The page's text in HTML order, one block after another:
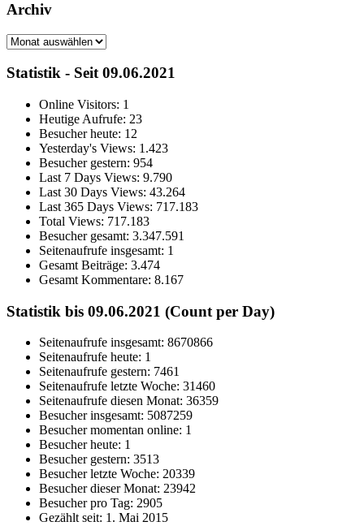
Archiv
Archiv
Statistik - Seit 09.06.2021
Online Visitors: 1
Heutige Aufrufe: 23
Besucher heute: 12
Yesterday's Views: 1.423
Besucher gestern: 954
Last 7 Days Views: 9.790
Last 30 Days Views: 43.264
Last 365 Days Views: 717.183
Total Views: 717.183
Besucher gesamt: 3.347.591
Seitenaufrufe insgesamt: 1
Gesamt Beiträge: 3.474
Gesamt Kommentare: 8.167
Statistik bis 09.06.2021 (Count per Day)
Seitenaufrufe insgesamt: 8670866
Seitenaufrufe heute: 1
Seitenaufrufe gestern: 7461
Seitenaufrufe letzte Woche: 31460
Seitenaufrufe diesen Monat: 36359
Besucher insgesamt: 5087259
Besucher momentan online: 1
Besucher heute: 1
Besucher gestern: 3513
Besucher letzte Woche: 20339
Besucher dieser Monat: 23942
Besucher pro Tag: 2905
Gezählt seit: 1. Mai 2015